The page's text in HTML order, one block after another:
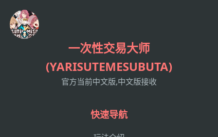
一次性交易大师
(YARISUTEMESUBUTA)
官方当前中文版,中文版接收
快速导航